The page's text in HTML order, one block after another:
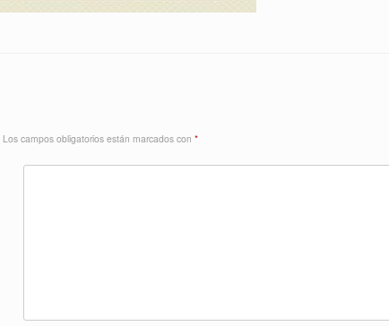
Los campos obligatorios están marcados con *